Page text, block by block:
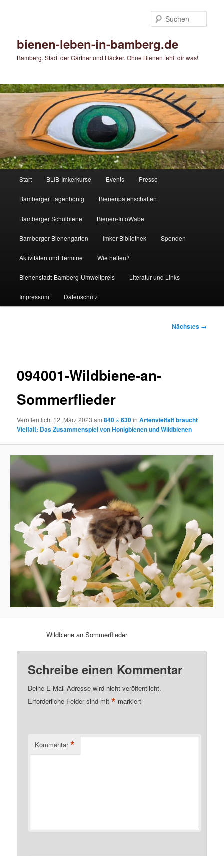
bienen-leben-in-bamberg.de
Bamberg. Stadt der Gärtner und Häcker. Ohne Bienen fehlt dir was!
Start BLIB-Imkerkurse Events Presse
Bamberger Lagenhonig Bienenpatenschaften
Bamberger Schulbiene Bienen-InfoWabe
Bamberger Bienengarten Imker-Bibliothek Spenden
Aktivitäten und Termine Wie helfen?
Bienenstadt-Bamberg-Umweltpreis Literatur und Links
Impressum Datenschutz
Nächstes →
094001-Wildbiene-an-
Sommerflieder
Veröffentlicht 12. März 2023 am840 × 630inArtenvielfalt braucht
Vielfalt: Das Zusammenspiel von Honigbienen und Wildbienen
Wildbiene an Sommerflieder
Schreibe einen Kommentar
Deine E-Mail-Adresse wird nicht veröffentlicht.
Erforderliche Felder sind mit* markiert
Kommentar *